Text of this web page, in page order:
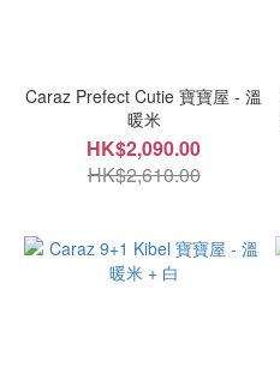
Caraz Prefect Cutie 寶寶屋 - 溫
暖米
HK$2,090.00
HK$2,610.00